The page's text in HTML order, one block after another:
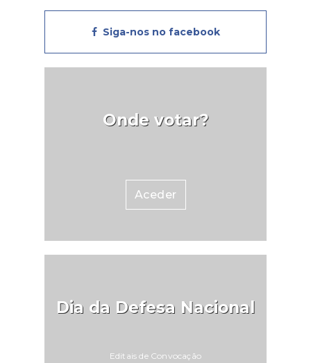
Siga-nos no facebook
Onde votar?
Aceder
Dia da Defesa Nacional
Editais de Convocação